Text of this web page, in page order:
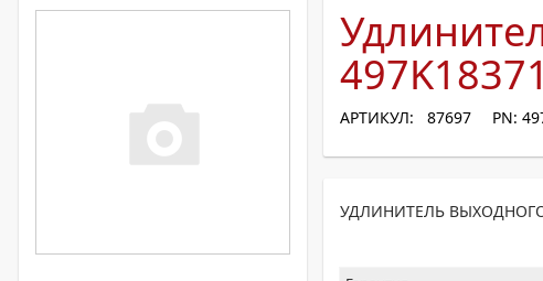
АРЕНДА ОБОРУДОВАНИЯ
497K18371
АРТИКУЛ: 87697 PN:
УДЛИНИТЕЛЬ ВЫХОДНОГО